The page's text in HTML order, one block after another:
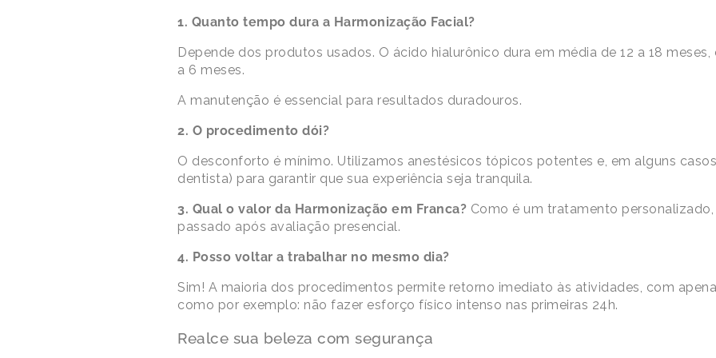
1. Quanto tempo dura a Harmonização Facial?
Depende dos produtos usados. O ácido hialurônico dura em média de 12 a 18
a 6 meses.
A manutenção é essencial para resultados duradouros.
2. O procedimento dói?
O desconforto é mínimo. Utilizamos anestésicos tópicos potentes e, em alguns
dentista) para garantir que sua experiência seja tranquila.
3. Qual o valor da Harmonização em Franca? Como é um tratamento
passado após avaliação presencial.
4. Posso voltar a trabalhar no mesmo dia?
Sim! A maioria dos procedimentos permite retorno imediato às atividades, com
como por exemplo: não fazer esforço físico intenso nas primeiras 24h.
Realce sua beleza com segurança